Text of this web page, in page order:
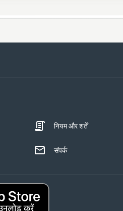
नियम और शर्तें
संपर्क